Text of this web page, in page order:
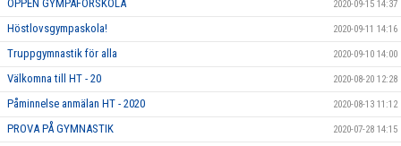
ÖPPEN GYMPAFÖRSKOLA 2020-09-15 14:37
Höstlovsgympaskola! 2020-09-11 14:16
Truppgymnastik för alla 2020-09-10 14:00
Välkomna till HT - 20 2020-08-20 12:28
Påminnelse anmälan HT - 2020 2020-08-13 11:12
PROVA PÅ GYMNASTIK 2020-07-28 14:15